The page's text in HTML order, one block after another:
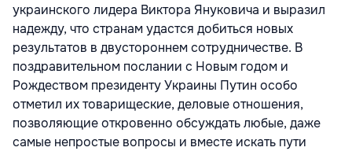
украинского лидера Виктора Януковича и выразил
надежду, что странам удастся добиться новых
результатов в двустороннем сотрудничестве. В
поздравительном послании с Новым годом и
Рождеством президенту Украины Путин особо
отметил их товарищеские, деловые отношения,
позволяющие откровенно обсуждать любые, даже
самые непростые вопросы и вместе искать пути